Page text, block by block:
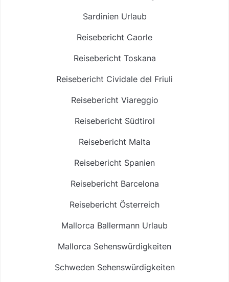
Sardinien Urlaub
Reisebericht Caorle
Reisebericht Toskana
Reisebericht Cividale del Friuli
Reisebericht Viareggio
Reisebericht Südtirol
Reisebericht Malta
Reisebericht Spanien
Reisebericht Barcelona
Reisebericht Österreich
Mallorca Ballermann Urlaub
Mallorca Sehenswürdigkeiten
Schweden Sehenswürdigkeiten